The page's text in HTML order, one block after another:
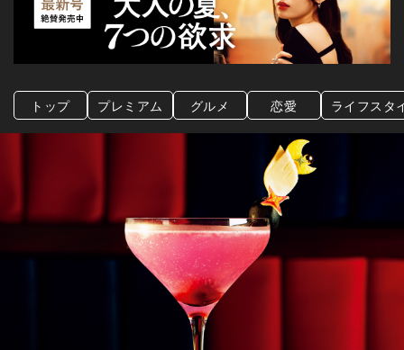
トップ プレミアム グルメ 恋愛 ライフスタ